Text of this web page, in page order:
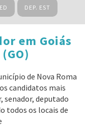
DEP. EST
em Goiás
de Nova Roma
candidatos mais
senador, deputado
todos os locais de